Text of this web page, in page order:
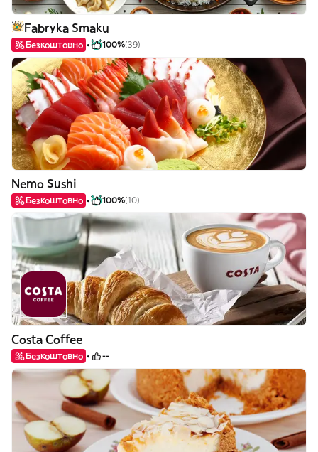
Fabryka Smaku
Безкоштовно 100%(39)
Nemo Sushi
Безкоштовно 100%(10)
Costa Coffee
Безкоштовно --